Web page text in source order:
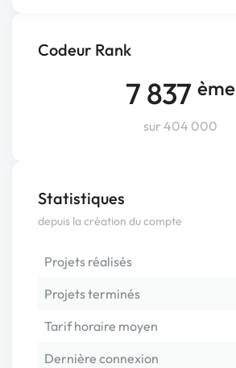
Codeur Rank
7 837 ème
sur 404 000
Statistiques
depuis la création du compte
Projets réalisés
Projets terminés
Tarif horaire moyen
Dernière connexion